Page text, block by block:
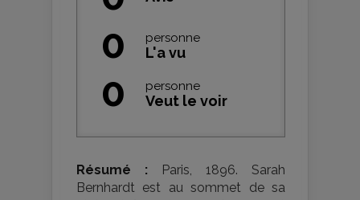
0 personne
L'a vu
0 personne
Veut le voir
Résumé : Paris, 1896. Sarah
Bernhardt est au sommet de sa